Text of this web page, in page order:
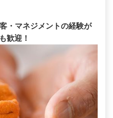
・マネジメントの経験が
歓迎！